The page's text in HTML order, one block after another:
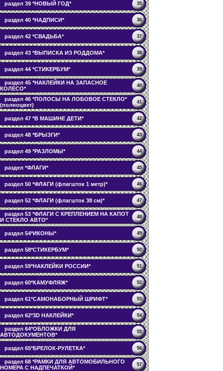
раздел 39 *НОВЫЙ ГОД* 35
раздел 40 *НАДПИСИ* 36
раздел 42 *СВАДЬБА* 37
раздел 43 *ВЫПИСКА ИЗ РОДДОМА* 38
раздел 44 *СТИКЕРБУМ* 39
раздел 45 *НАКЛЕЙКИ НА ЗАПАСНОЕ
КОЛЕСО*
40
раздел 46 *ПОЛОСЫ НА ЛОБОВОЕ СТЕКЛО*
(полноцвет)
41
раздел 47 *В МАШИНЕ ДЕТИ* 42
раздел 48 *БРЫЗГИ* 43
раздел 49 *РАЗЛОМЫ* 44
раздел *ФЛАГИ* 45
раздел 50 *ФЛАГИ (флагшток 1 метр)* 46
раздел 52 *ФЛАГИ (флагшток 38 см)* 47
раздел 53 *ФЛАГИ С КРЕПЛЕНИЕМ НА КАПОТ
И СТЕКЛО АВТО*
48
раздел 54*ИКОНЫ* 49
раздел 58*СТИКЕРБУМ* 50
раздел 59*НАКЛЕЙКИ РОССИИ* 51
раздел 60*КАМУФЛЯЖ* 52
раздел 61*САМОНАБОРНЫЙ ШРИФТ* 53
раздел 62*3D НАКЛЕЙКИ* 54
раздел 64*ОБЛОЖКИ ДЛЯ
АВТОДОКУМЕНТОВ*
55
раздел 65*БРЕЛОК-РУЛЕТКА* 56
раздел 68 *РАМКИ ДЛЯ АВТОМОБИЛЬНОГО
НОМЕРА С НАДПЕЧАТКОЙ*
57